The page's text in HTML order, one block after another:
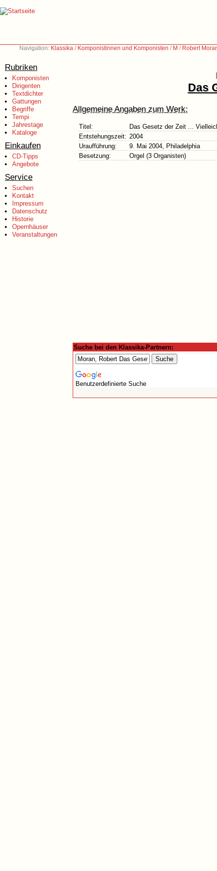
Navigation: Klassika / Komponistinnen und Komponisten / M / Robert
Rubriken
Komponisten
Dirigenten
Textdichter
Gattungen
Begriffe
Tempi
Jahrestage
Kataloge
Einkaufen
CD-Tipps
Angebote
Service
Suchen
Kontakt
Impressum
Datenschutz
Historie
Opernhäuser
Veranstaltungen
Das
Allgemeine Angaben zum Werk:
Titel:
Das Gesetz der Zeit ...
Entstehungszeit: 2004
Uraufführung:
9. Mai 2004, Philadelphia
Besetzung:
Orgel (3 Organisten)
Suche bei den Klassika-Partnern:
Benutzerdefinierte Suche